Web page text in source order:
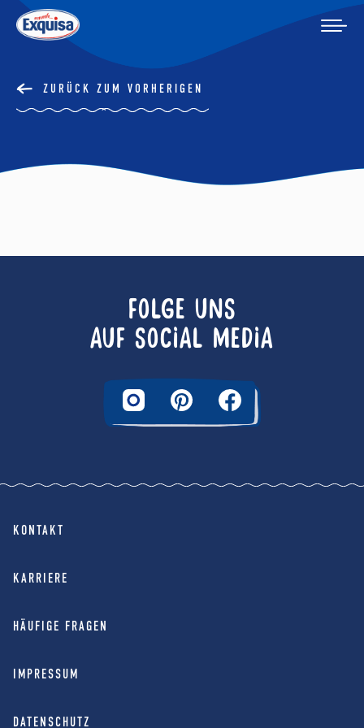
ZURÜCK ZUM VORHERIGEN
FOLGE UNS
AUF SOCIAL MEDIA
KONTAKT
KARRIERE
HÄUFIGE FRAGEN
IMPRESSUM
DATENSCHUTZ